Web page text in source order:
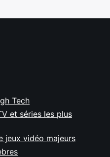
Tech
et séries les plus
jeux vidéo majeurs